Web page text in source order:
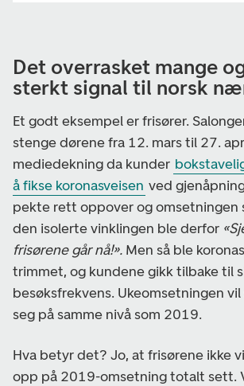
Det overrasket mange
sterkt signal til norsk
Et godt eksempel er frisører.
stenge dørene fra 12. mars til 27.
mediedekning da kunder
å fikse koronasveisen ved
pekte rett oppover og omsetningen
den isolerte vinklingen ble derfor
frisørene går nå!». Men så ble
trimmet, og kundene gikk tilbake til
besøksfrekvens. Ukeomsetningen
seg på samme nivå som 2019.
Hva betyr det? Jo, at frisørene ikke
opp på 2019-omsetning totalt sett.